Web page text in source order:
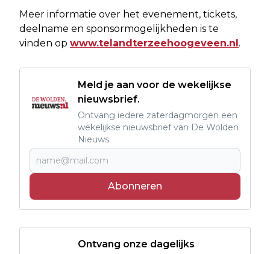
Meer informatie over het evenement, tickets,
deelname en sponsormogelijkheden is te
vinden op www.telandterzeehoogeveen.nl.
Meld je aan voor de wekelijkse
nieuwsbrief.
Ontvang iedere zaterdagmorgen een
wekelijkse nieuwsbrief van De Wolden
Nieuws.
Abonneren
Ontvang onze dagelijks